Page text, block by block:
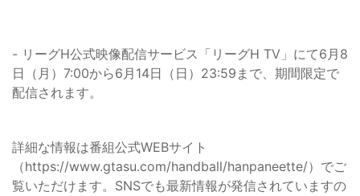
- リーグH公式映像配信サービス「リーグH TV」にて6月8
日（月）7:00から6月14日（日）23:59まで、期間限定で
配信されます。
詳細な情報は番組公式WEBサイト
（https://www.gtasu.com/handball/hanpaneette/）でご
覧いただけます。SNSでも最新情報が発信されていますの